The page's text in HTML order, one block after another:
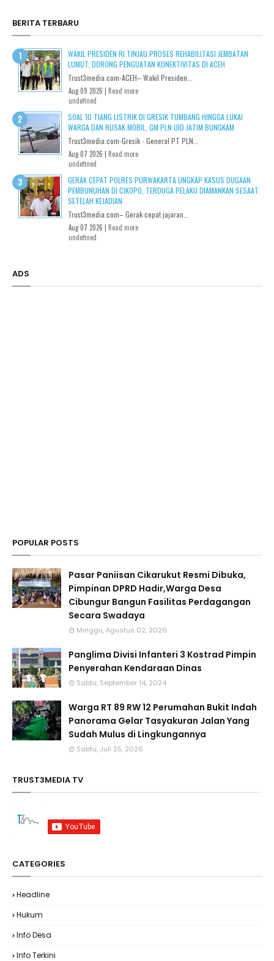
BERITA TERBARU
WAKIL PRESIDEN RI TINJAU PROSES REHABILITASI JEMBATAN
LUMUT, DORONG PENGUATAN KONEKTIVITAS DI ACEH
Trust3media.com-ACEH– Wakil Presiden...
Aug 09 2026 | Read more
undefined
SOAL 10 TIANG LISTRIK DI GRESIK TUMBANG HINGGA LUKAI
WARGA DAN RUSAK MOBIL, GM PLN UID JATIM BUNGKAM
Trust3media.com-Gresik - General PT PLN...
Aug 07 2026 | Read more
undefined
GERAK CEPAT POLRES PURWAKARTA UNGKAP KASUS DUGAAN
PEMBUNUHAN DI CIKOPO, TERDUGA PELAKU DIAMANKAN SESAAT
SETELAH KEJADIAN
Trust3media.com– Gerak cepat jajaran...
Aug 07 2026 | Read more
undefined
ADS
POPULAR POSTS
Pasar Paniisan Cikarukut Resmi Dibuka,
Pimpinan DPRD Hadir,Warga Desa
Cibungur Bangun Fasilitas Perdagangan
Secara Swadaya
Minggu, Agustus 02, 2026
Panglima Divisi Infanteri 3 Kostrad Pimpin
Penyerahan Kendaraan Dinas
Sabtu, September 14, 2024
Warga RT 89 RW 12 Perumahan Bukit Indah
Panorama Gelar Tasyakuran Jalan Yang
Sudah Mulus di Lingkungannya
Sabtu, Juli 25, 2026
TRUST3MEDIA TV
CATEGORIES
Headline
Hukum
Info Desa
Info Terkini